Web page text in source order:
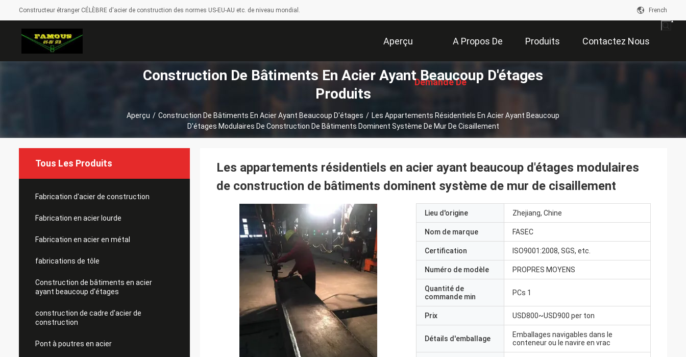
Constructeur étranger CÉLÈBRE d'acier de construction des normes US-EU-AU etc. de niveau mondial. French
Aperçu A Propos De
Nous
Produits Contactez Nous
Demande De
Soumission
Construction De Bâtiments En Acier Ayant Beaucoup D'étages
Produits
Aperçu / Construction De Bâtiments En Acier Ayant Beaucoup D'étages / Les Appartements Résidentiels En Acier Ayant Beaucoup
D'étages Modulaires De Construction De Bâtiments Dominent Système De Mur De Cisaillement
Tous Les Produits
Fabrication d'acier de construction
Fabrication en acier lourde
Fabrication en acier en métal
fabrications de tôle
Construction de bâtiments en acier
ayant beaucoup d'étages
construction de cadre d'acier de
construction
Pont à poutres en acier
Les appartements résidentiels en acier ayant beaucoup d'étages modulaires
de construction de bâtiments dominent système de mur de cisaillement
Lieu d'origine Zhejiang, Chine
Nom de marque FASEC
Certification ISO9001:2008, SGS, etc.
Numéro de modèle PROPRES MOYENS
Quantité de
commande min
PCs 1
Prix USD800~USD900 per ton
Détails d'emballage
Emballages navigables dans le
conteneur ou le navire en vrac